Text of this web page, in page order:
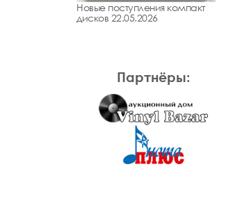
Новые поступления компакт
дисков 22.05.2026
Партнёры: